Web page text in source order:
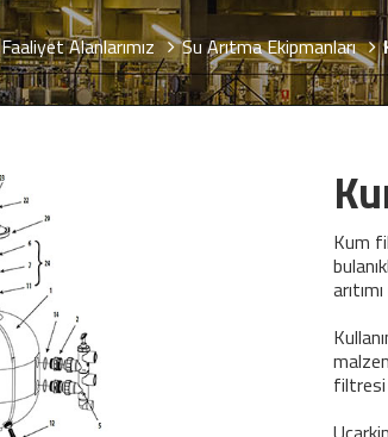
Faaliyet Alanlarımız Su Arıtma Ekipmanları
Kum
filtresi